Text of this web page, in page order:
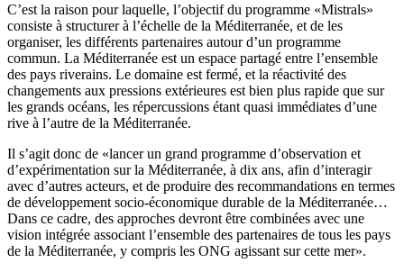
C’est la raison pour laquelle, l’objectif du programme «Mistrals»
consiste à structurer à l’échelle de la Méditerranée, et de les
organiser, les différents partenaires autour d’un programme
commun. La Méditerranée est un espace partagé entre l’ensemble
des pays riverains. Le domaine est fermé, et la réactivité des
changements aux pressions extérieures est bien plus rapide que sur
les grands océans, les répercussions étant quasi immédiates d’une
rive à l’autre de la Méditerranée.
Il s’agit donc de «lancer un grand programme d’observation et
d’expérimentation sur la Méditerranée, à dix ans, afin d’interagir
avec d’autres acteurs, et de produire des recommandations en termes
de développement socio-économique durable de la Méditerranée…
Dans ce cadre, des approches devront être combinées avec une
vision intégrée associant l’ensemble des partenaires de tous les pays
de la Méditerranée, y compris les ONG agissant sur cette mer».